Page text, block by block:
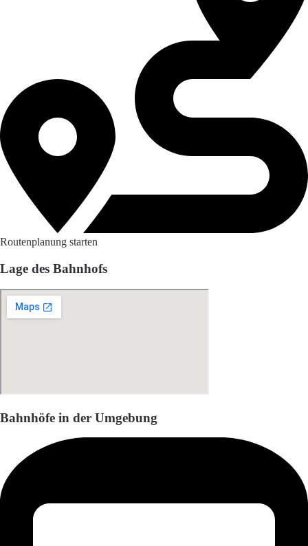
Routenplanung starten
Lage des Bahnhofs
Bahnhöfe in der Umgebung